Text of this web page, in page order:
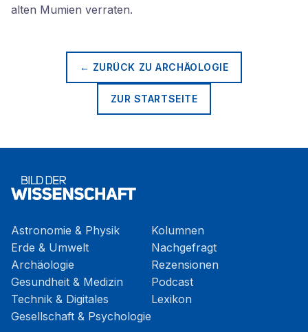
alten Mumien verraten.
← ZURÜCK ZUARCHÄOLOGIE
ZUR STARTSEITE
Astronomie & Physik
Erde & Umwelt
Archäologie
Gesundheit & Medizin
Technik & Digitales
Gesellschaft & Psychologie
Kolumnen
Nachgefragt
Rezensionen
Podcast
Lexikon